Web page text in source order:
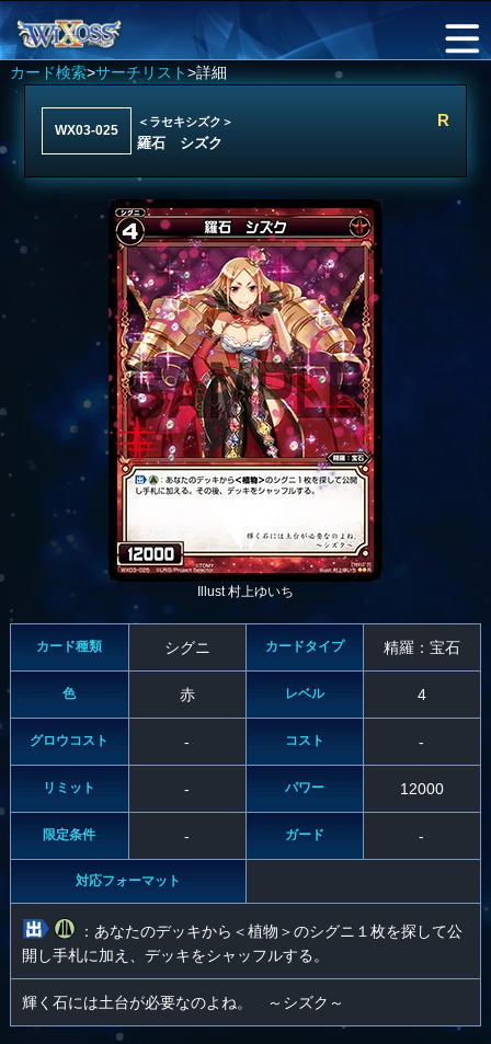
カード検索>サーチリスト>詳細
WX03-025
＜ラセキシズク＞
羅石 シズク
R
Illust 村上ゆいち
カード種類 シグニ カードタイプ 精羅：宝石
色 赤 レベル 4
グロウコスト - コスト -
リミット - パワー 12000
限定条件 - ガード -
対応フォーマット
：あなたのデッキから＜植物＞のシグニ１枚を探して公
開し手札に加え、デッキをシャッフルする。
輝く石には土台が必要なのよね。 ～シズク～